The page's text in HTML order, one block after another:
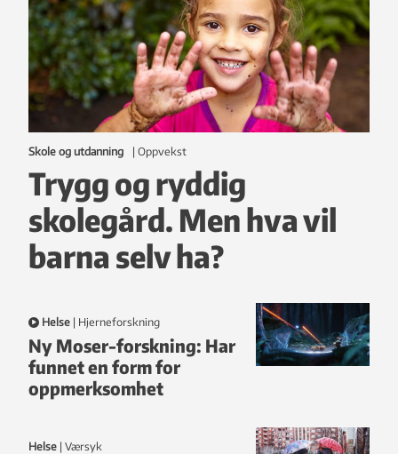
Skole og utdanning | oppvekst
Trygg og ryddig
skolegård. Men hva vil
barna selv ha?
Helse | hjerneforskning
Ny Moser-forskning: Har
funnet en form for
oppmerksomhet
Helse | Værsyk